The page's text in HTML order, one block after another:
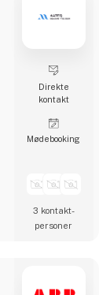
Direkte
kontakt
Møde­booking
3 kontakt­
personer